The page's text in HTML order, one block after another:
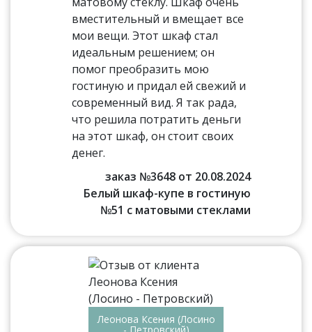
вместительный и вмещает все
мои вещи. Этот шкаф стал
идеальным решением; он
помог преобразить мою
гостиную и придал ей свежий и
современный вид. Я так рада,
что решила потратить деньги
на этот шкаф, он стоит своих
денег.
заказ №3648 от 20.08.2024
Белый шкаф-купе в гостиную
№51 с матовыми стеклами
Леонова Ксения (Лосино